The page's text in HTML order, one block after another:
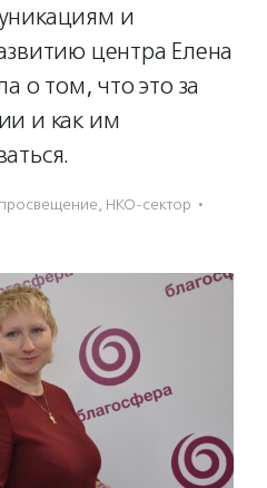
и
центра Елена
о том, что это за
и как им
просвещение, НКО-сектор ·